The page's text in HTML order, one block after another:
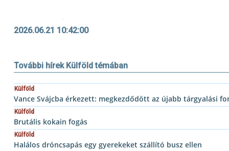
2026.06.21 10:42:00
További hírek Külföld témában
Külföld
Vance Svájcba érkezett: megkezdődött az újabb tárgyalási
Külföld
Brutális kokain fogás
Külföld
Halálos dróncsapás egy gyerekeket szállító busz ellen